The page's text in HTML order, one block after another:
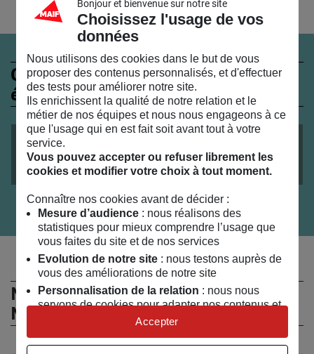
Ces évènements peuvent
également vous intéresser
« Donnez, donnez, donnez moi vos données ! »
le28/06/
Ne manquez rien de l’actualité du
MSC !
Bonjour et bienvenue sur notre site
Choisissez l'usage de vos
données
Nous utilisons des cookies dans le but de vous
proposer des contenus personnalisés, et d'effectuer
des tests pour améliorer notre site.
Ils enrichissent la qualité de notre relation et le
métier de nos équipes et nous nous engageons à ce
que l'usage qui en est fait soit avant tout à votre
service.
Vous pouvez accepter ou refuser librement les
cookies et modifier votre choix à tout moment.
Connaître nos cookies avant de décider :
Mesure d’audience: nous réalisons des
statistiques pour mieux comprendre l’usage que
vous faites du site et de nos services
Evolution de notre site: nous testons auprès de
vous des améliorations de notre site
Personnalisation de la relation : nous nous
servons de cookies pour adapter nos contenus et
personnaliser nos offres
Univers publicitaire: nous utilisons avec nos
Accepter